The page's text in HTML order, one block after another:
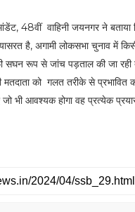
48वीं वाहिनी जयनगर ने बताया
है, अगामी लोकसभा चुनाव में
सघन रूप से जांच पड़ताल की जा
मतदाता को गलत तरीके से
भी आवश्यक होगा वह प्रत्येक